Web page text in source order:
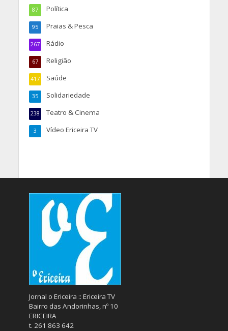
Política
87
Praias & Pesca
95
Rádio
267
Religião
67
Saúde
417
Solidariedade
35
Teatro & Cinema
238
Vídeo Ericeira TV
3
Jornal o Ericeira :: Ericeira TV
Bairro das Andorinhas, nº 10
ERICEIRA
t. 261 863 642